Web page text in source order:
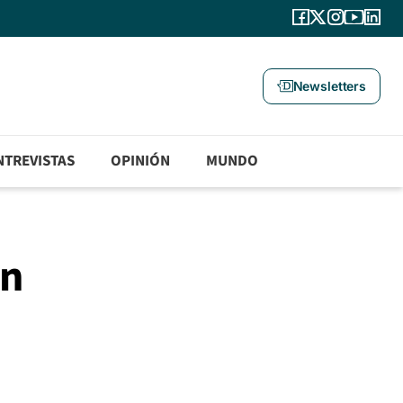
Newsletters
OPINIÓN MUNDO